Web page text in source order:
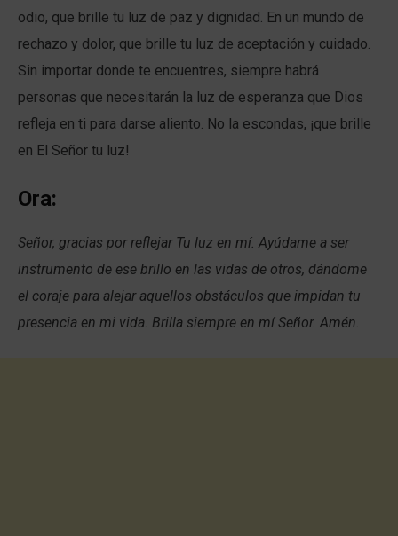
odio, que brille tu luz de paz y dignidad. En un mundo de
rechazo y dolor, que brille tu luz de aceptación y cuidado.
Sin importar donde te encuentres, siempre habrá
personas que necesitarán la luz de esperanza que Dios
refleja en ti para darse aliento. No la escondas, ¡que brille
en El Señor tu luz!
Ora:
Señor, gracias por reflejar Tu luz en mí. Ayúdame a ser
instrumento de ese brillo en las vidas de otros, dándome
el coraje para alejar aquellos obstáculos que impidan tu
presencia en mi vida. Brilla siempre en mí Señor. Amén.